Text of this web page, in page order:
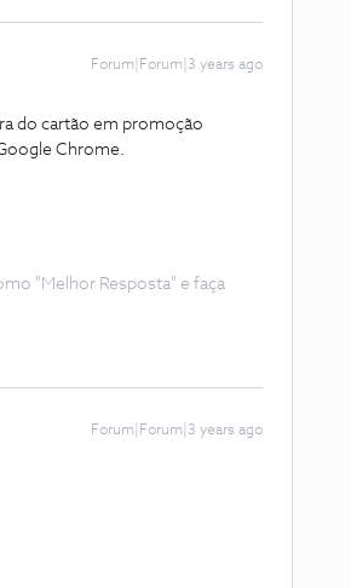
Forum|Forum|3 years ago
do cartão em promoção
Chrome.
"Melhor Resposta" e faça
Forum|Forum|3 years ago